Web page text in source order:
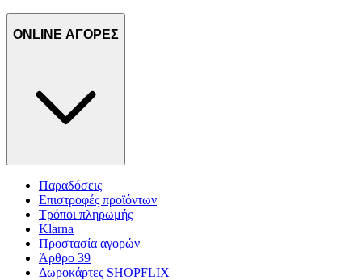
ONLINE ΑΓΟΡΕΣ
Παραδόσεις
Επιστροφές προϊόντων
Τρόποι πληρωμής
Klarna
Προστασία αγορών
Άρθρο 39
Δωροκάρτες SHOPFLIX